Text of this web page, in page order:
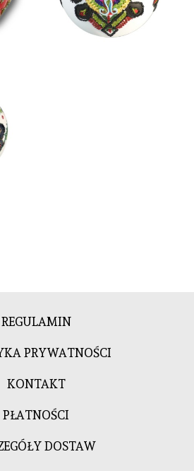
REGULAMIN
PRYWATNOŚCI
KONTAKT
PŁATNOŚCI
DOSTAW